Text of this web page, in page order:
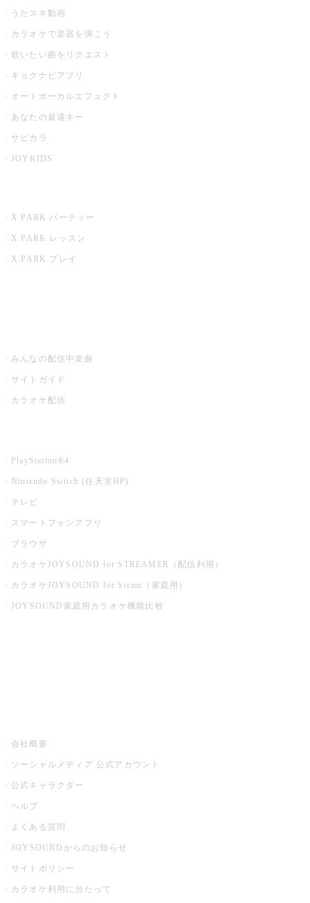
うたスキ動画
カラオケで楽器を弾こう
歌いたい曲をリクエスト
キョクナビアプリ
オートボーカルエフェクト
あなたの最適キー
サビカラ
JOYKIDS
X PARK パーティー
X PARK レッスン
X PARK プレイ
みんなの配信中楽曲
サイトガイド
カラオケ配信
PlayStation®4
Nintendo Switch (任天堂HP)
テレビ
スマートフォンアプリ
ブラウザ
カラオケJOYSOUND for STREAMER（配信利用）
カラオケJOYSOUND for Steam（家庭用）
JOYSOUND家庭用カラオケ機能比較
会社概要
ソーシャルメディア 公式アカウント
公式キャラクター
ヘルプ
よくある質問
JOYSOUNDからのお知らせ
サイトポリシー
カラオケ利用に当たって